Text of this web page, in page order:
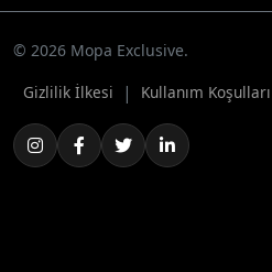
© 2026 Mopa Exclusive.
Gizlilik İlkesi
| Kullanım Koşulları